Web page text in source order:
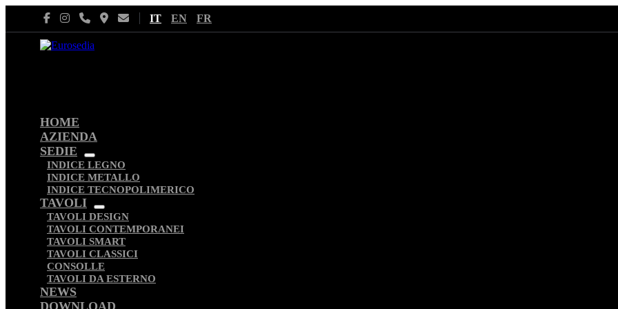
contenuto
IT EN FR
HOME
AZIENDA
SEDIE
Attiva/disattiva
menu
INDICE LEGNO
INDICE METALLO
INDICE TECNOPOLIMERICO
TAVOLI
Attiva/disattiva
menu
TAVOLI DESIGN
TAVOLI CONTEMPORANEI
TAVOLI SMART
TAVOLI CLASSICI
CONSOLLE
TAVOLI DA ESTERNO
NEWS
DOWNLOAD